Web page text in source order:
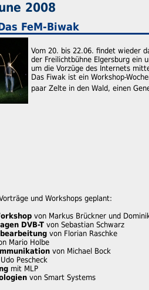
2008
FeM-Biwak
Vom 20. bis 22.06. findet wieder
der Freilichtbühne Elgersburg ein
um die Vorzüge des Internets
Das Fiwak ist ein Workshop-
paar Zelte in den Wald, einen
und Workshops geplant:
von Markus Brückner und
DVB-T von Sebastian Schwarz
von Florian Raschke
Mario Holbe
von Michael Bock
Pescheck
mit MLP
von Smart Systems